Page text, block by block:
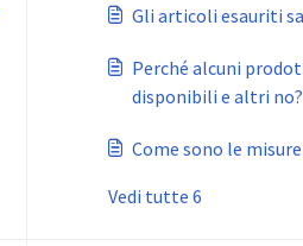
Gli articoli esauriti
Perché alcuni
disponibili e altri no?
Come sono le
Vedi tutte 6